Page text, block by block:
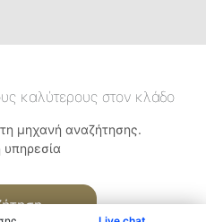
καλύτερους στον κλάδο
μηχανή αναζήτησης.
υπηρεσία